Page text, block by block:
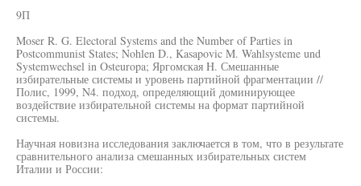
9П
Moser R. G. Electoral Systems and the Number of Parties in
Postcommunist States; Nohlen D., Kasapovic M. Wahlsysteme und
Systemwechsel in Osteuropa; Яргомская H. Смешанные
избирательные системы и уровень партийной фрагментации //
Полис, 1999, N4. подход, определяющий доминирующее
воздействие избирательной системы на формат партийной
системы.
Научная новизна исследования заключается в том, что в результате
сравнительного анализа смешанных избирательных систем
Италии и России: